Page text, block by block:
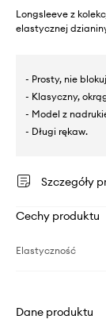
Longsleeve z
elastycznej
- Prosty, nie
- Klasyczny,
- Model z
- Długi rękaw.
Szczegóły
Cechy produktu
Elastyczność
Dane produktu